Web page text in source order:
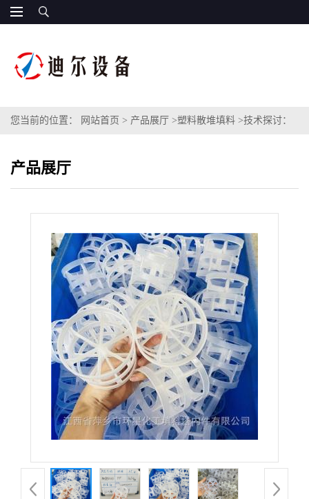
您当前的位置： 网站首页 > 产品展厅 >塑料散堆填料 >技术探讨：
产品展厅